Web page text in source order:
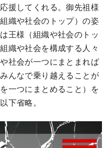
援してくれる。御先祖様
織や社会のトップ）の姿
王様（組織や社会のトッ
織や社会を構成する人々
社会が一つにまとまれば
んなで乗り越えることが
一つにまとめること）を
下省略。